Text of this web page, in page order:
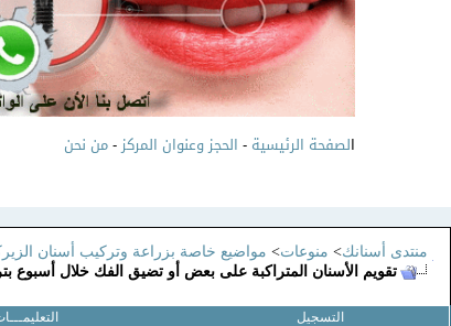
الصفحة الرئيسية - الحجز وعنوان المركز-من نحن
منتدى أسنانك> منوعات> مواضيع خاصة بزراعة وتركيب أسنان
تقويم الأسنان المتراكبة على بعض أو تضيق الفك خلال أسبوع
التسجيل